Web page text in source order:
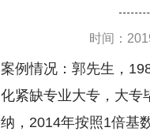
时间：
案例情况：郭先生，
化紧缺专业大专，大专
纳，2014年按照1倍基